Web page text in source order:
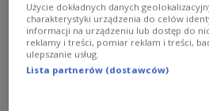
Dr Aneta Nott-Bowerjest
cenionych ekspertek w
w Polsce. Jest autorką
dwujęzyczność ".
Użycie dokładnych danych
charakterystyki urządzenia do celów
informacji na urządzeniu lub dostęp do
reklamy i treści, pomiar reklam i treści,
ulepszanie usług.
Lista partnerów (dostawców)